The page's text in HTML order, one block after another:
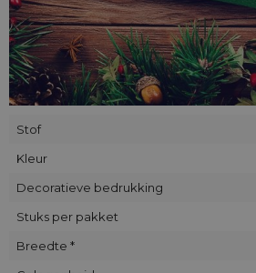
Stof
Kleur
Decoratieve bedrukking
Stuks per pakket
Breedte *